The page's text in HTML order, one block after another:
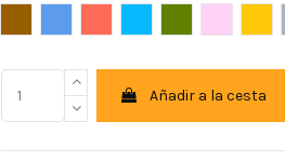
Añadir a la cesta